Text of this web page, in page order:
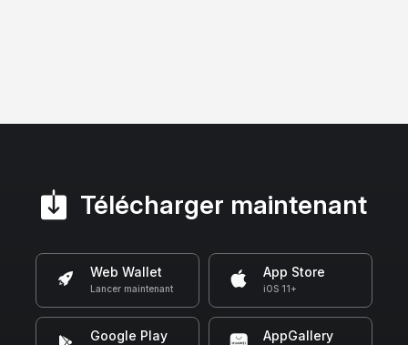
Télécharger maintenant
Web Wallet
Lancer maintenant
App Store
iOS 11+
Google Play AppGallery